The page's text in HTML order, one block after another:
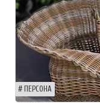
ПЕРСОНА